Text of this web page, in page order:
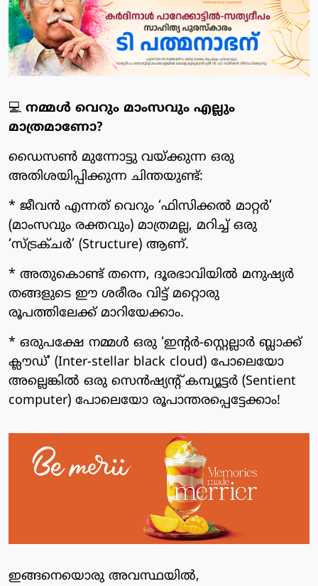
💻 നമ്മൾ വെറും മാംസവും എല്ലും
മാത്രമാണോ?
ഡൈസൺ മുന്നോട്ടു വയ്ക്കുന്ന ഒരു
അതിശയിപ്പിക്കുന്ന ചിന്തയുണ്ട്:
* ജീവൻ എന്നത് വെറും ‘ഫിസിക്കൽ മാറ്റർ’
(മാംസവും രക്തവും) മാത്രമല്ല, മറിച്ച് ഒരു
‘സ്ട്രക്ചർ’ (Structure) ആണ്.
* അതുകൊണ്ട് തന്നെ, ദൂരഭാവിയിൽ മനുഷ്യർ
തങ്ങളുടെ ഈ ശരീരം വിട്ട് മറ്റൊരു
രൂപത്തിലേക്ക് മാറിയേക്കാം.
* ഒരുപക്ഷേ നമ്മൾ ഒരു ‘ഇന്റർ-സ്റ്റെല്ലാർ ബ്ലാക്ക്
ക്ലൗഡ്’ (Inter-stellar black cloud) പോലെയോ
അല്ലെങ്കിൽ ഒരു സെൻഷ്യന്റ് കമ്പ്യൂട്ടർ (Sentient
computer) പോലെയോ രൂപാന്തരപ്പെട്ടേക്കാം!
ഇങ്ങനെയൊരു അവസ്ഥയിൽ,